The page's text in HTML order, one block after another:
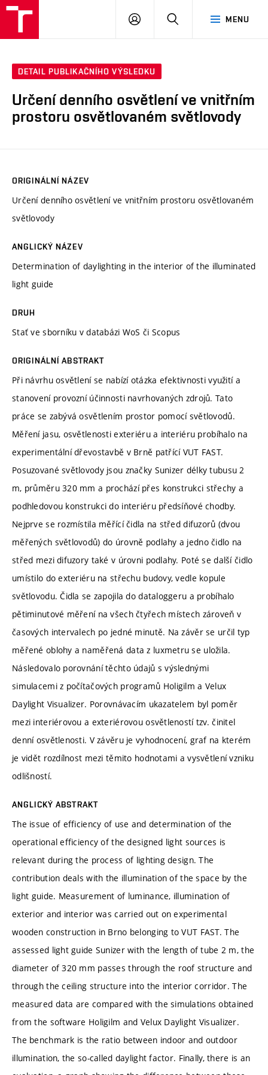
MENU
PŘIHLÁSIT
DETAIL PUBLIKAČNÍHO VÝSLEDKU
Určení denního osvětlení ve vnitřním
prostoru osvětlovaném světlovody
ORIGINÁLNÍ NÁZEV
Určení denního osvětlení ve vnitřním prostoru osvětlovaném
světlovody
ANGLICKÝ NÁZEV
Determination of daylighting in the interior of the illuminated
light guide
DRUH
Stať ve sborníku v databázi WoS či Scopus
ORIGINÁLNÍ ABSTRAKT
Při návrhu osvětlení se nabízí otázka efektivnosti využití a
stanovení provozní účinnosti navrhovaných zdrojů. Tato
práce se zabývá osvětlením prostor pomocí světlovodů.
Měření jasu, osvětlenosti exteriéru a interiéru probíhalo na
experimentální dřevostavbě v Brně patřící VUT FAST.
Posuzované světlovody jsou značky Sunizer délky tubusu 2
m, průměru 320 mm a prochází přes konstrukci střechy a
podhledovou konstrukci do interiéru předsíňové chodby.
Nejprve se rozmístila měřící čidla na střed difuzorů (dvou
měřených světlovodů) do úrovně podlahy a jedno čidlo na
střed mezi difuzory také v úrovni podlahy. Poté se další čidlo
umístilo do exteriéru na střechu budovy, vedle kopule
světlovodu. Čidla se zapojila do dataloggeru a probíhalo
pětiminutové měření na všech čtyřech místech zároveň v
časových intervalech po jedné minutě. Na závěr se určil typ
měřené oblohy a naměřená data z luxmetru se uložila.
Následovalo porovnání těchto údajů s výslednými
simulacemi z počítačových programů Holigilm a Velux
Daylight Visualizer. Porovnávacím ukazatelem byl poměr
mezi interiérovou a exteriérovou osvětleností tzv. činitel
denní osvětlenosti. V závěru je vyhodnocení, graf na kterém
je vidět rozdílnost mezi těmito hodnotami a vysvětlení vzniku
odlišností.
ANGLICKÝ ABSTRAKT
The issue of efficiency of use and determination of the
operational efficiency of the designed light sources is
relevant during the process of lighting design. The
contribution deals with the illumination of the space by the
light guide. Measurement of luminance, illumination of
exterior and interior was carried out on experimental
wooden construction in Brno belonging to VUT FAST. The
assessed light guide Sunizer with the length of tube 2 m, the
diameter of 320 mm passes through the roof structure and
through the ceiling structure into the interior corridor. The
measured data are compared with the simulations obtained
from the software Holigilm and Velux Daylight Visualizer.
The benchmark is the ratio between indoor and outdoor
illumination, the so-called daylight factor. Finally, there is an